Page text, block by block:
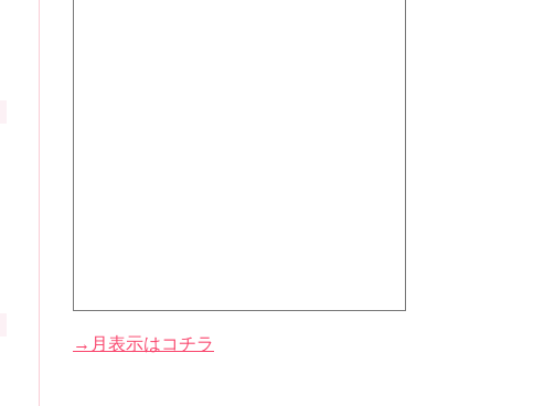
→月表示はコチラ